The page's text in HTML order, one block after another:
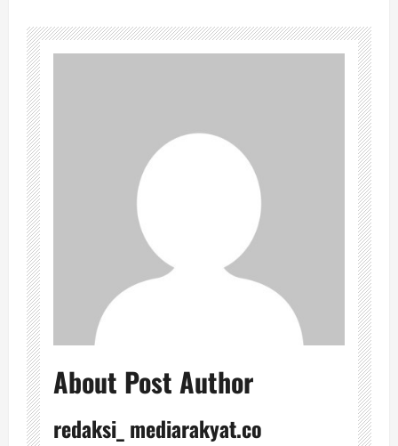
About Post Author
redaksi_ mediarakyat.co